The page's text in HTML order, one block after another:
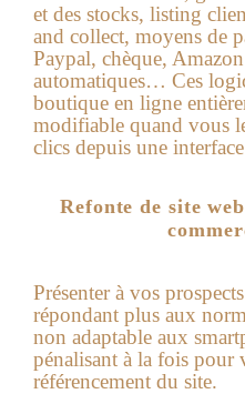
et des stocks, listing
and collect, moyens de
Paypal, chèque,
automatiques… Ces
boutique en ligne
modifiable quand vous
clics depuis une
Refonte de site
Présenter à vos
répondant plus aux
non adaptable aux
pénalisant à la fois pour
référencement du site.